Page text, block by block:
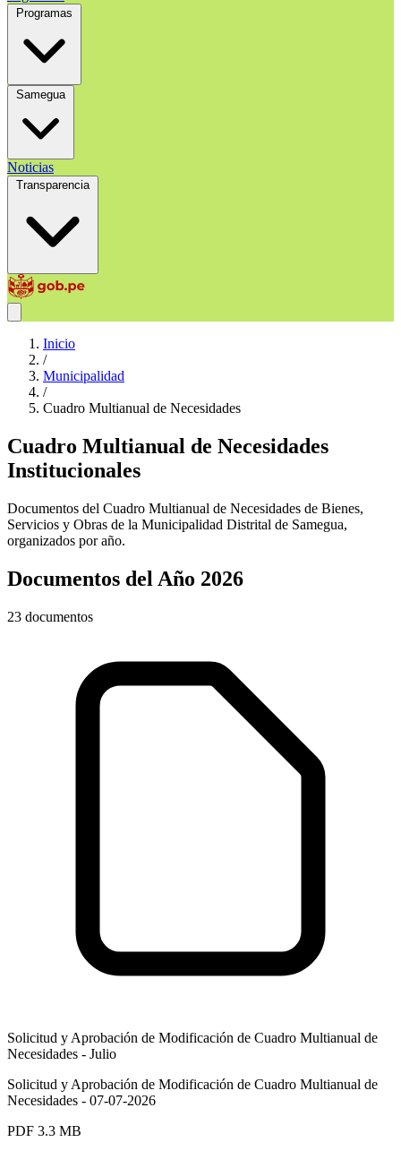
Programas
Samegua
Noticias
Transparencia
Inicio
/
Municipalidad
/
Cuadro Multianual de Necesidades
Cuadro Multianual de Necesidades
Institucionales
Documentos del Cuadro Multianual de Necesidades de Bienes,
Servicios y Obras de la Municipalidad Distrital de Samegua,
organizados por año.
Documentos del Año 2026
23 documentos
Solicitud y Aprobación de Modificación de Cuadro Multianual de
Necesidades - Julio
Solicitud y Aprobación de Modificación de Cuadro Multianual de
Necesidades - 07-07-2026
PDF 3.3 MB